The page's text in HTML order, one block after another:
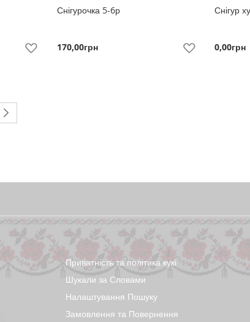
Снігурочка 5-6р
170,00грн
Снігур
0,00грн
reading page
Приватність та політика кукі
Шукали за Словами
Налаштування Пошуку
Замовлення та Повернення